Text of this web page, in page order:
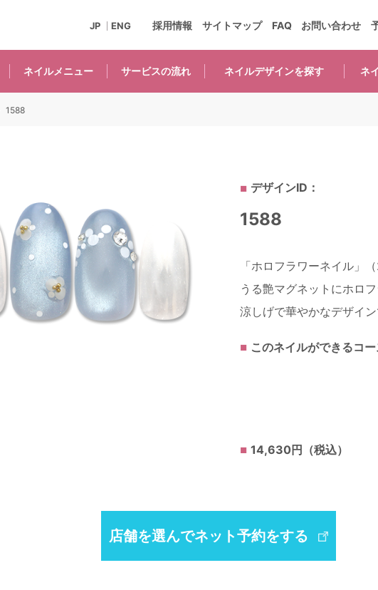
ネイルメニュー サービスの流れ ネイルデザインを探す ネ
採用情報 サイトマップ FAQ お問い合わせ
JP ENG
デザインID：
1588
「ホロフラワーネイル」
うる艶マグネットにホロ
涼しげで華やかなデザイ
このネイルができるコ
14,630円（税込）
店舗を選んでネット予約をする
1588